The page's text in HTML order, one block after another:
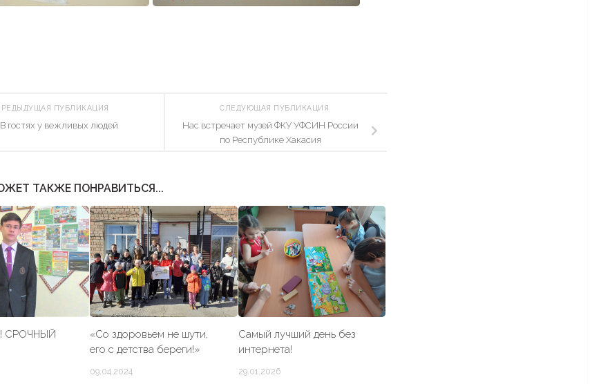
СЛЕДУЮЩАЯ ПУБЛИКАЦИЯ
Нас встречает музей ФКУ УФСИН России
по Республике Хакасия
ПУБЛИКАЦИЯ
В гостях у вежливых людей
ТАКЖЕ ПОНРАВИТЬСЯ...
СРОЧНЫЙ
«Со здоровьем не шути,
его с детства береги!»
09.04.2024
Самый лучший день без
интернета!
29.01.2026